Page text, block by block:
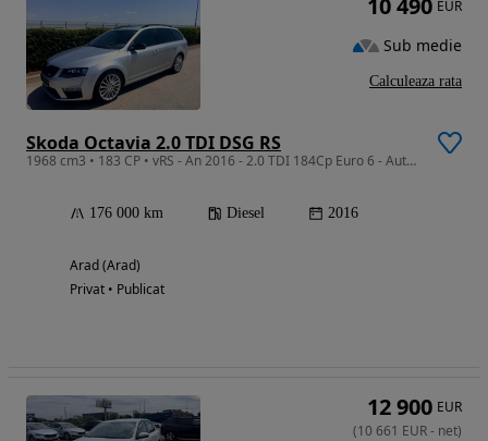
Skoda Octavia 2.0 TDI DSG RS
1968 cm3 • 183 CP • vRS - An 2016 - 2.0 TDI 184Cp Euro 6 - Automata
176 000 km Diesel 2016
Arad (Arad)
Privat • Publicat
EUR
Sub medie
Calculeaza rata
12 900 EUR
(10 661 EUR- net)